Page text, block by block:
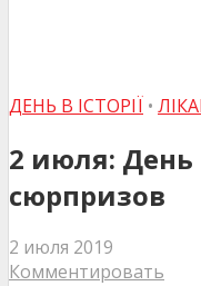
ДЕНЬ В ІСТОРІЇ •
2 июля:
сюрпризов
2 июля 2019
Комментировать